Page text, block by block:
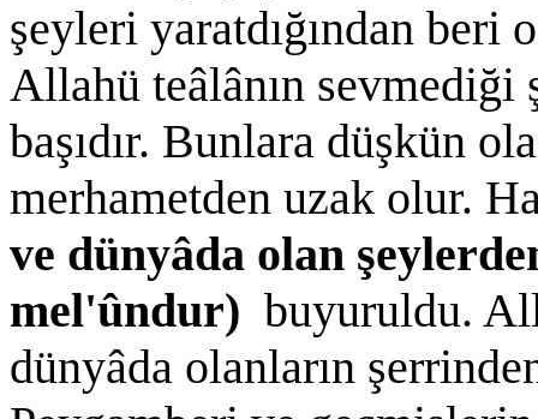
şeyleri yaratdığından beri
Allahü teâlânın sevmediği
başıdır. Bunlara düşkün
merhametden uzak olur.
ve dünyâda olan
mel'ûndur) buyuruldu.
dünyâda olanların